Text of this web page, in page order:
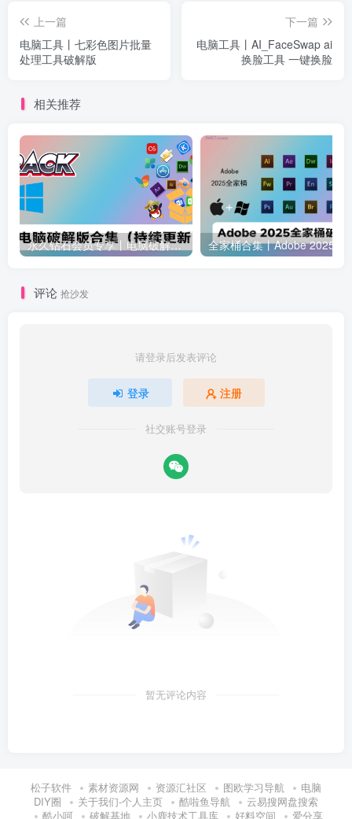
上一篇
电脑工具丨七彩色图片批量
处理工具破解版
下一篇
电脑工具丨AI_FaceSwap ai
换脸工具 一键换脸
相关推荐
永久钻石会员专享丨电脑破解软件合集(更新至2025.4.11）
评论 抢沙发
请登录后发表评论
登录 注册
社交账号登录
暂无评论内容
松子软件 素材资源网 资源汇社区 图欧学习导航
电脑
DIY圈
关于我们-个人主页 酷啦鱼导航
云易搜网盘搜索
酷小呵
破解基地 小鹿技术工具库 好料空间 爱分享